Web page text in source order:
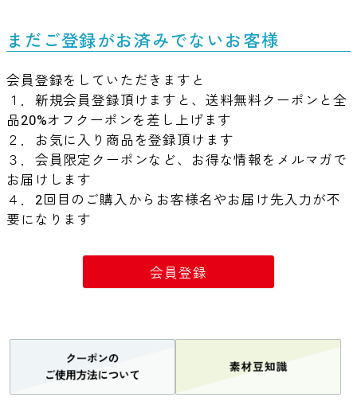
まだご登録がお済みでないお客様
会員登録をしていただきますと
１．新規会員登録頂けますと、送料無料クーポンと全
品20%オフクーポンを差し上げます
２．お気に入り商品を登録頂けます
３．会員限定クーポンなど、お得な情報をメルマガで
お届けします
４．2回目のご購入からお客様名やお届け先入力が不
要になります
会員登録